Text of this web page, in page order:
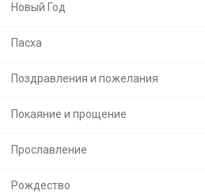
Новый Год
Пасха
Поздравления и пожелания
Покаяние и прощение
Прославление
Рождество